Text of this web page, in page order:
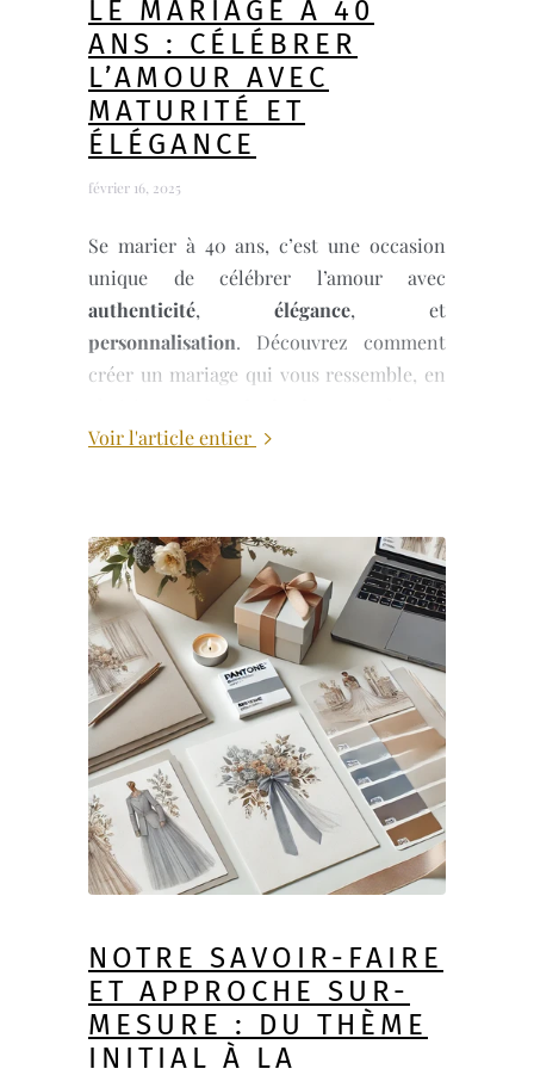
LE MARIAGE À 40
ANS : CÉLÉBRER
L’AMOUR AVEC
MATURITÉ ET
ÉLÉGANCE
février 16, 2025
Se marier à 40 ans, c’est une occasion
unique de célébrer l’amour avec
authenticité, élégance, et
personnalisation. Découvrez comment
créer un mariage qui vous ressemble, en
descadeaux personnalisés
ou contactez-nous à
contact@blcreations.fr.
Voir l'article entier
NOTRE SAVOIR-FAIRE
ET APPROCHE SUR-
MESURE : DU THÈME
INITIAL À LA